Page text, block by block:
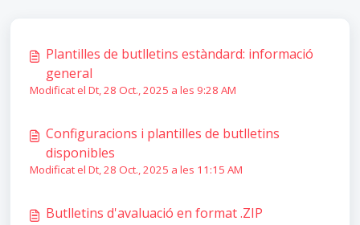
Plantilles de butlletins estàndard: informació
general
Modificat el Dt, 28 Oct., 2025 a les 9:28 AM
Configuracions i plantilles de butlletins
disponibles
Modificat el Dt, 28 Oct., 2025 a les 11:15 AM
Butlletins d'avaluació en format .ZIP